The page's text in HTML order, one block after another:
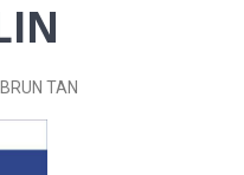
TAN